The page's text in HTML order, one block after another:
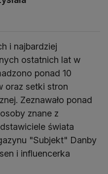
i najbardziej
ostatnich lat w
ponad 10
oraz setki stron
Zeznawało ponad
znane z
świata
"Subjekt" Danby
i influencerka